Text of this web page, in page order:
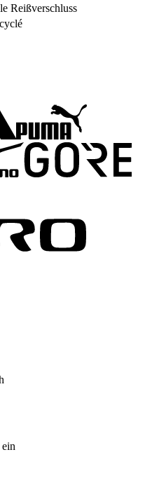
Reißverschluss